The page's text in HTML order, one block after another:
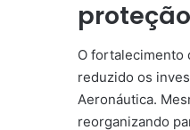
O fortalecimento
reduzido os
Aeronáutica.
reorganizando